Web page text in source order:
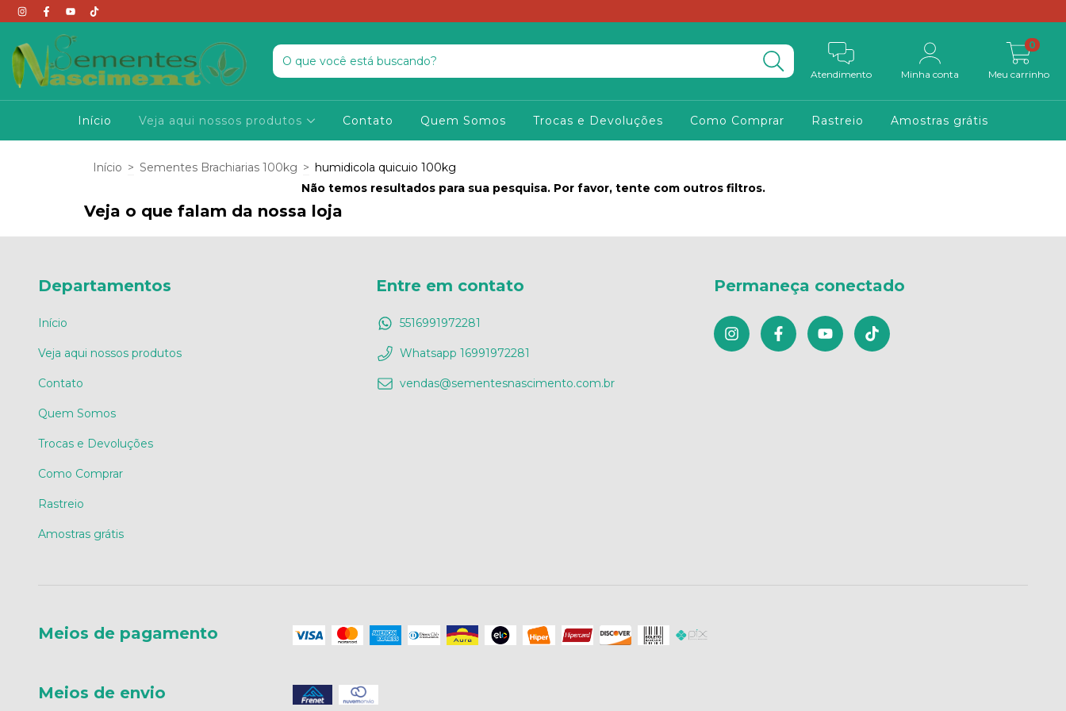
Atendimento Minha conta Meu carrinho
0
Início Veja aqui nossos produtos Contato Quem Somos Trocas e Devoluções Como Comprar Rastreio Amostras grátis
Início > Sementes Brachiarias 100kg > humidicola quicuio 100kg
Não temos resultados para sua pesquisa. Por favor, tente com outros filtros.
Veja o que falam da nossa loja
Departamentos
Início
Veja aqui nossos produtos
Contato
Quem Somos
Trocas e Devoluções
Como Comprar
Rastreio
Amostras grátis
Entre em contato
5516991972281
Whatsapp 16991972281
vendas@sementesnascimento.com.br
Permaneça conectado
Meios de pagamento
Meios de envio